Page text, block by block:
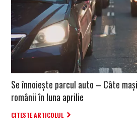
Se înnoiește parcul auto – Câte
românii în luna aprilie
CITESTE ARTICOLUL